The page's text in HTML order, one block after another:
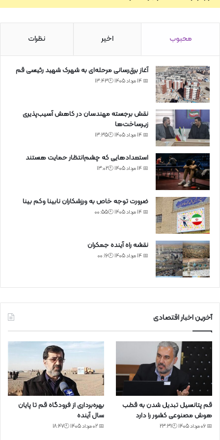
محبوب اخیر نظرات
آغاز برق‌رسانی مرحله‌ای به شهرک شهید رئیسی قم
📅 14 مرداد 1405 🕙13:43
نقش برجسته مهندسان در کاهش آسیب‌پذیری
زیرساخت‌ها
📅 14 مرداد 1405 🕙13:35
استعدادهایی که چشم‌انتظار حمایت هستند
📅 14 مرداد 1405 🕙13:02
ضرورت توجه خاص به ورزشکاران نابینا وکم بینا
📅 14 مرداد 1405 🕙00:55
نقشه راه آینده جمکران
📅 14 مرداد 1405 🕙00:16
آخرین اخبار اقتصادی
قم پتانسیل تبدیل شدن به قطب
هوش مصنوعی کشور را دارد
📅 06 مرداد 1405 🕙23:31
بهره‌برداری از فرودگاه قم تا پایان
سال آینده
📅 02 مرداد 1405 🕙18:47